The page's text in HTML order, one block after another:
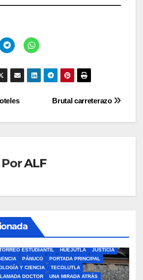
Brutal carreterazo
PorALF
ESTUDIANTIL HUEJUTLA
JUSTICIA
PÁNUCO
PORTADA PRINCIPAL
Y CIENCIA
TECOLUTLA
DOCTOR
UNA MIRADA ATRÁS